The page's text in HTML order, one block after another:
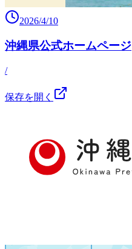
2026/4/10
沖縄県公式ホームページ
/
保存を開く